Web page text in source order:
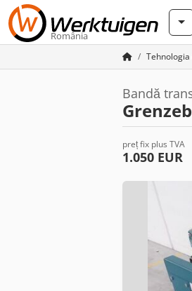
România
Bandă
preț fix plus TVA
1.050 EUR